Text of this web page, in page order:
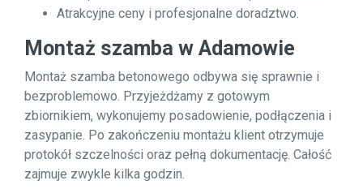
Atrakcyjne ceny i profesjonalne doradztwo.
Montaż szamba w Adamowie
Montaż szamba betonowego odbywa się sprawnie i
bezproblemowo. Przyjeżdżamy z gotowym
zbiornikiem, wykonujemy posadowienie, podłączenia i
zasypanie. Po zakończeniu montażu klient otrzymuje
protokół szczelności oraz pełną dokumentację. Całość
zajmuje zwykle kilka godzin.